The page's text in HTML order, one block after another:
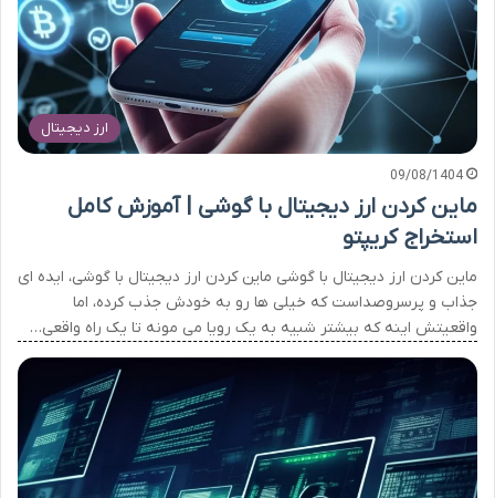
ارز دیجیتال
09/08/1404
ماین کردن ارز دیجیتال با گوشی | آموزش کامل
استخراج کریپتو
ماين كردن ارز ديجيتال با گوشی ماین کردن ارز دیجیتال با گوشی، ایده ای
جذاب و پرسروصداست که خیلی ها رو به خودش جذب کرده، اما
واقعیتش اینه که بیشتر شبیه به یک رویا می مونه تا یک راه واقعی…